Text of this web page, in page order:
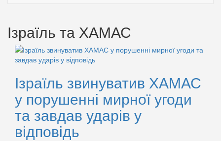
Ізраїль та ХАМАС
Ізраїль звинуватив ХАМАС
у порушенні мирної угоди
та завдав ударів у
відповідь